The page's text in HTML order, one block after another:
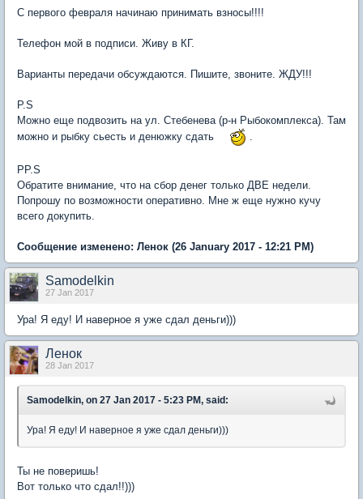
С первого февраля начинаю принимать взносы!!!!
Телефон мой в подписи. Живу в КГ.
Варианты передачи обсуждаются. Пишите, звоните. ЖДУ!!!
P.S
Можно еще подвозить на ул. Стебенева (р-н Рыбокомплекса). Там
можно и рыбку сьесть и денюжку сдать
PP.S
Обратите внимание, что на сбор денег только ДВЕ недели.
Попрошу по возможности оперативно. Мне ж еще нужно кучу
всего докупить.
Сообщение изменено: Ленок (26 January 2017 - 12:21 PM)
Samodelkin
27 Jan 2017
Ура! Я еду! И наверное я уже сдал деньги)))
Ленок
28 Jan 2017
Samodelkin, on 27 Jan 2017 - 5:23 PM, said:
Ура! Я еду! И наверное я уже сдал деньги)))
Ты не поверишь!
Вот только что сдал!!)))